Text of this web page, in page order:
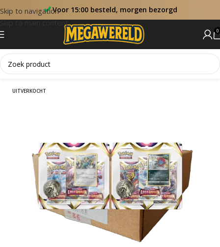
Skip to navigation
Skip to main content
Voor 15:00 besteld, morgen bezorgd
0
Home Blister
UITVERKOCHT